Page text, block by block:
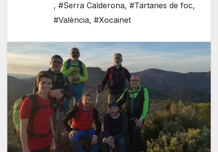
, #Serra Calderona, #Tartanes de foc,
#València, #Xocainet